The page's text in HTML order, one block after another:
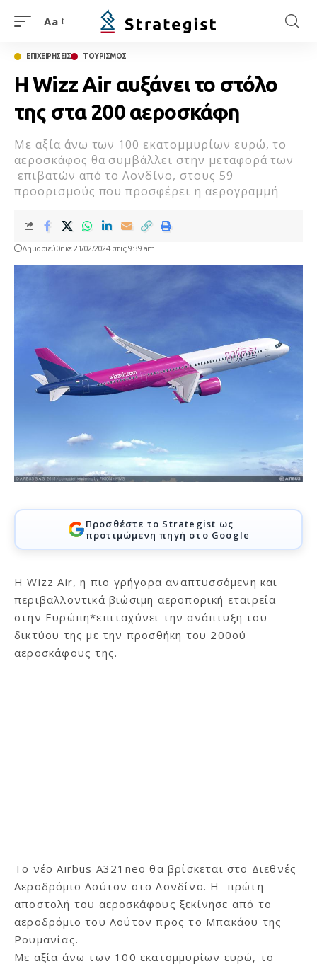
Aa
ΕΠΙΧΕΙΡΗΣΕΙΣ ΤΟΥΡΙΣΜΟΣ
Η Wizz Air αυξάνει το στόλο
της στα 200 αεροσκάφη
Με αξία άνω των 100 εκατομμυρίων ευρώ, το
αεροσκάφος θα συμβάλλει στην μεταφορά των
επιβατών από το Λονδίνο, στους 59
προορισμούς που προσφέρει η αερογραμμή
Δημοσιεύθηκε 21/02/2024 στις 9:39 am
Προσθέστε το Strategist ως
προτιμώμενη πηγή στο Google
Η Wizz Air, η πιο γρήγορα αναπτυσσόμενη και
περιβαλλοντικά βιώσιμη αεροπορική εταιρεία
στην Ευρώπη*επιταχύνει την ανάπτυξη του
δικτύου της με την προσθήκη του 200ού
αεροσκάφους της.
Το νέο Airbus A321neo θα βρίσκεται στο Διεθνές
Αεροδρόμιο Λούτον στο Λονδίνο. Η πρώτη
αποστολή του αεροσκάφους ξεκίνησε από το
αεροδρόμιο του Λούτον προς το Μπακάου της
Ρουμανίας.
Με αξία άνω των 100 εκατομμυρίων ευρώ, το